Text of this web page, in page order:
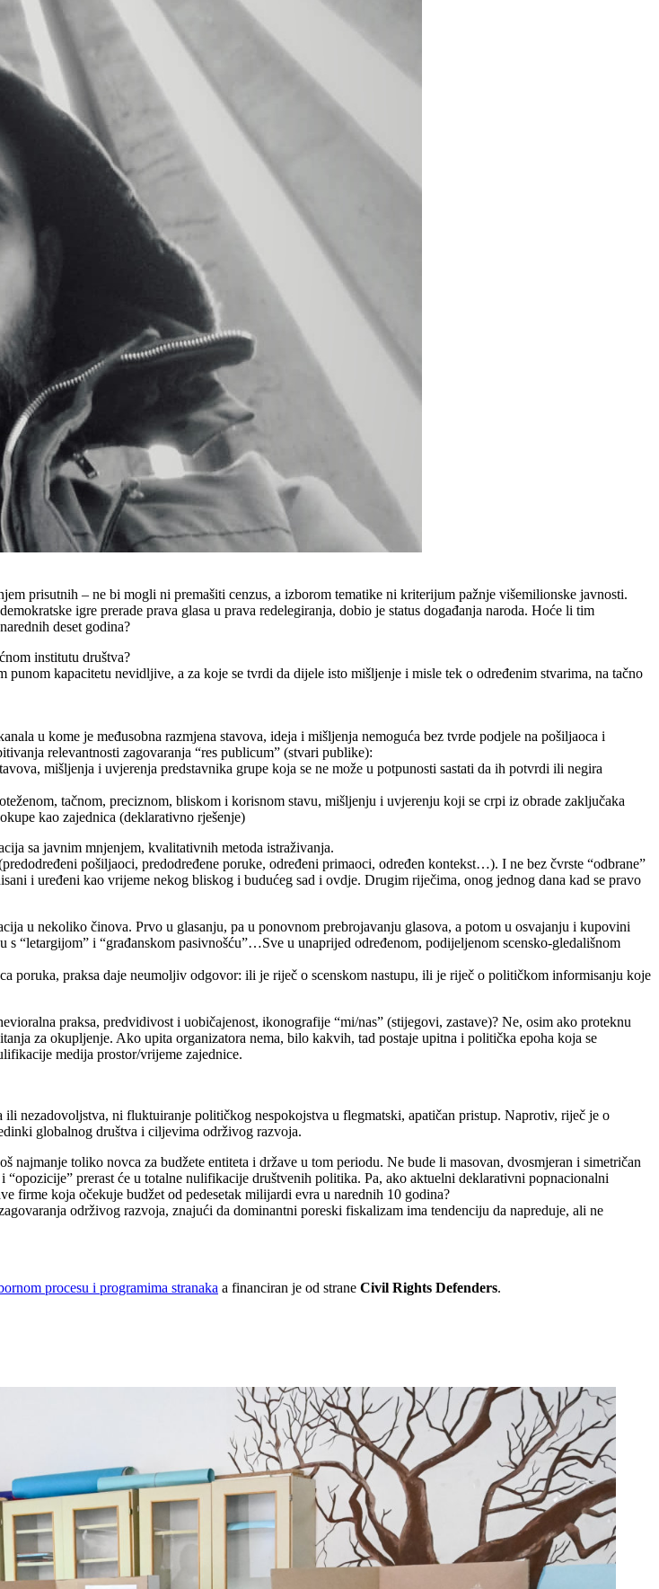
prisutnih – ne bi mogli ni premašiti cenzus, a izborom tematike ni kriterijum pažnje višemilionske javnosti.
igre prerade prava glasa u prava redelegiranja, dobio je status događanja naroda. Hoće li tim
deset godina?
institutu društva?
kapacitetu nevidljive, a za koje se tvrdi da dijele isto mišljenje i misle tek o određenim stvarima, na tačno
u kome je međusobna razmjena stavova, ideja i mišljenja nemoguća bez tvrde podjele na pošiljaoca i
relevantnosti zagovaranja “res publicum” (stvari publike):
mišljenja i uvjerenja predstavnika grupe koja se ne može u potpunosti sastati da ih potvrdi ili negira
tačnom, preciznom, bliskom i korisnom stavu, mišljenju i uvjerenju koji se crpi iz obrade zaključaka
kao zajednica (deklarativno rješenje)
sa javnim mnjenjem, kvalitativnih metoda istraživanja.
pošiljaoci, predodređene poruke, određeni primaoci, određen kontekst…). I ne bez čvrste “odbrane”
i uređeni kao vrijeme nekog bliskog i budućeg sad i ovdje. Drugim riječima, onog jednog dana kad se pravo
u nekoliko činova. Prvo u glasanju, pa u ponovnom prebrojavanju glasova, a potom u osvajanju i kupovini
“letargijom” i “građanskom pasivnošću”…Sve u unaprijed određenom, podijeljenom scensko-gledališnom
poruka, praksa daje neumoljiv odgovor: ili je riječ o scenskom nastupu, ili je riječ o političkom informisanju koje
praksa, predvidivost i uobičajenost, ikonografije “mi/nas” (stijegovi, zastave)? Ne, osim ako proteknu
za okupljenje. Ako upita organizatora nema, bilo kakvih, tad postaje upitna i politička epoha koja se
medija prostor/vrijeme zajednice.
nezadovoljstva, ni fluktuiranje političkog nespokojstva u flegmatski, apatičan pristup. Naprotiv, riječ je o
globalnog društva i ciljevima održivog razvoja.
toliko novca za budžete entiteta i države u tom periodu. Ne bude li masovan, dvosmjeran i simetričan
prerast će u totalne nulifikacije društvenih politika. Pa, ako aktuelni deklarativni popnacionalni
firme koja očekuje budžet od pedesetak milijardi evra u narednih 10 godina?
održivog razvoja, znajući da dominantni poreski fiskalizam ima tendenciju da napreduje, ali ne
procesu i programima stranaka a financiran je od strane Civil Rights Defenders.